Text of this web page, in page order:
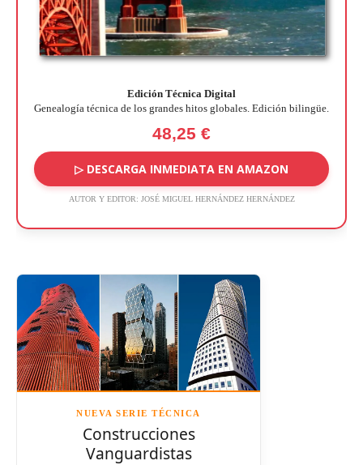
Edición Técnica Digital
Genealogía técnica de los grandes hitos globales. Edición bilingüe.
48,25 €
▷ DESCARGA INMEDIATA EN AMAZON
AUTOR Y EDITOR: JOSÉ MIGUEL HERNÁNDEZ HERNÁNDEZ
NUEVA SERIE TÉCNICA
Construcciones
Vanguardistas